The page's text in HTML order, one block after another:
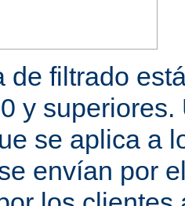
de filtrado
y
se aplica a
envían por